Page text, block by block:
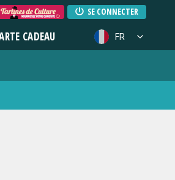
SE CONNECTER
CADEAU FR